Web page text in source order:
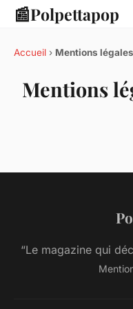
📰Polpettapop
Accueil › Mentions légales
Mentions
“Le magazine qui